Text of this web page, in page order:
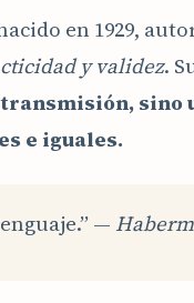
en 1929,
y validez.
sino
e iguales.
—